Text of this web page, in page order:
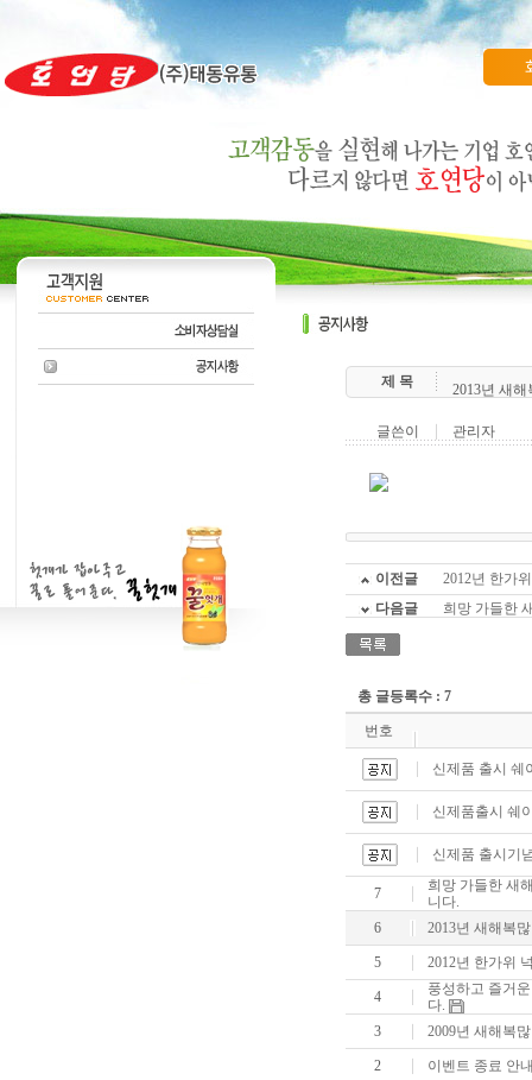
제 목 2013년 새
글쓴이 관리자
이전글
2012년 한가
다음글
희망 가들한
총 글등록수 : 7
번호
신제품 출시 쉐
신제품출시 쉐
신제품 출시기
7
희망 가들한 새
니다.
6
2013년 새해복
5 2012년 한가위
4
풍성하고 즐거
다.
3
2009년 새해복
2 이벤트 종료 안